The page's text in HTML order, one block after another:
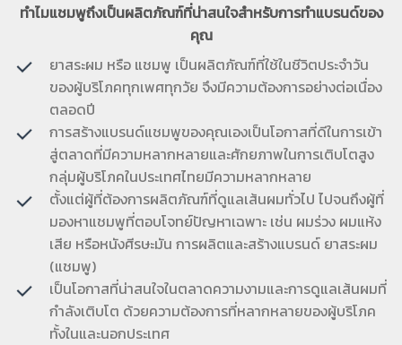
ทำไมแชมพูถึงเป็นผลิตภัณฑ์ที่น่าสนใจสำหรับการทำแบรนด์ของ
คุณ
ยาสระผม หรือ แชมพู เป็นผลิตภัณฑ์ที่ใช้ในชีวิตประจำวัน
ของผู้บริโภคทุกเพศทุกวัย จึงมีความต้องการอย่างต่อเนื่อง
ตลอดปี
การสร้างแบรนด์แชมพูของคุณเองเป็นโอกาสที่ดีในการเข้า
สู่ตลาดที่มีความหลากหลายและศักยภาพในการเติบโตสูง
กลุ่มผู้บริโภคในประเทศไทยมีความหลากหลาย
ตั้งแต่ผู้ที่ต้องการผลิตภัณฑ์ที่ดูแลเส้นผมทั่วไป ไปจนถึงผู้ที่
มองหาแชมพูที่ตอบโจทย์ปัญหาเฉพาะ เช่น ผมร่วง ผมแห้ง
เสีย หรือหนังศีรษะมัน การผลิตและสร้างแบรนด์ ยาสระผม
(แชมพู)
เป็นโอกาสที่น่าสนใจในตลาดความงามและการดูแลเส้นผมที่
กำลังเติบโต ด้วยความต้องการที่หลากหลายของผู้บริโภค
ทั้งในและนอกประเทศ